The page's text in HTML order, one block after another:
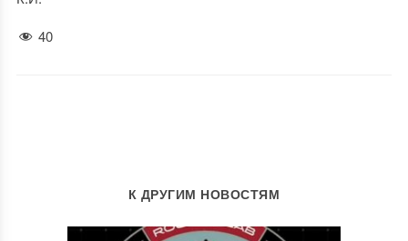
40
К ДРУГИМ НОВОСТЯМ